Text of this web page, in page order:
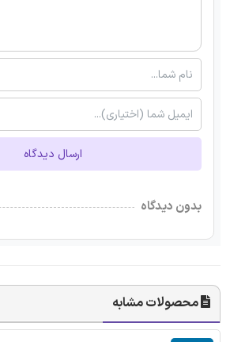
ارسال دیدگاه
بدون دیدگاه
محصولات مشابه